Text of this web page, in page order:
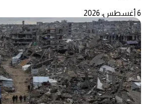
6 أغسطس، 2026